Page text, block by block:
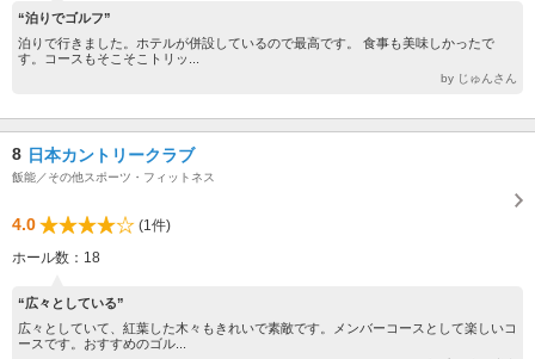
“泊りでゴルフ”
泊りで行きました。ホテルが併設しているので最高です。 食事も美味しかったで
す。コースもそこそこトリッ...
by じゅんさん
8 日本カントリークラブ
飯能／その他スポーツ・フィットネス
4.0
(1件)
ホール数：18
“広々としている”
広々としていて、紅葉した木々もきれいで素敵です。メンバーコースとして楽しいコ
ースです。おすすめのゴル...